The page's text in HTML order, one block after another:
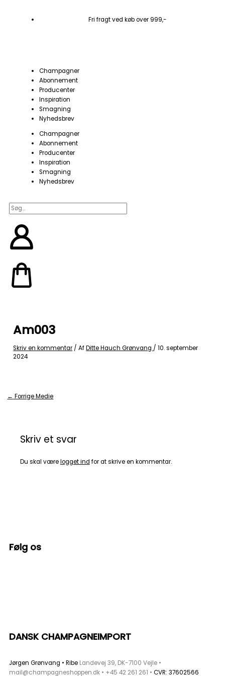
Fri fragt ved køb over 999,-
Champagner
Abonnement
Producenter
Inspiration
Smagning
Nyhedsbrev
Champagner
Abonnement
Producenter
Inspiration
Smagning
Nyhedsbrev
Søg
Am003
Skriv en kommentar / AfDitte Hauch Grønvang /10. september
2024
← Forrige Medie
Skriv et svar
Du skal værelogget ind for at skrive en kommentar.
Følg os
c
e
s
t
DANSK CHAMPAGNEIMPORT
Jørgen Grønvang • Ribe Landevej 39, DK-7100 Vejle •
mail@champagneshoppen.dk • +45 42 261 261 • CVR: 37602566